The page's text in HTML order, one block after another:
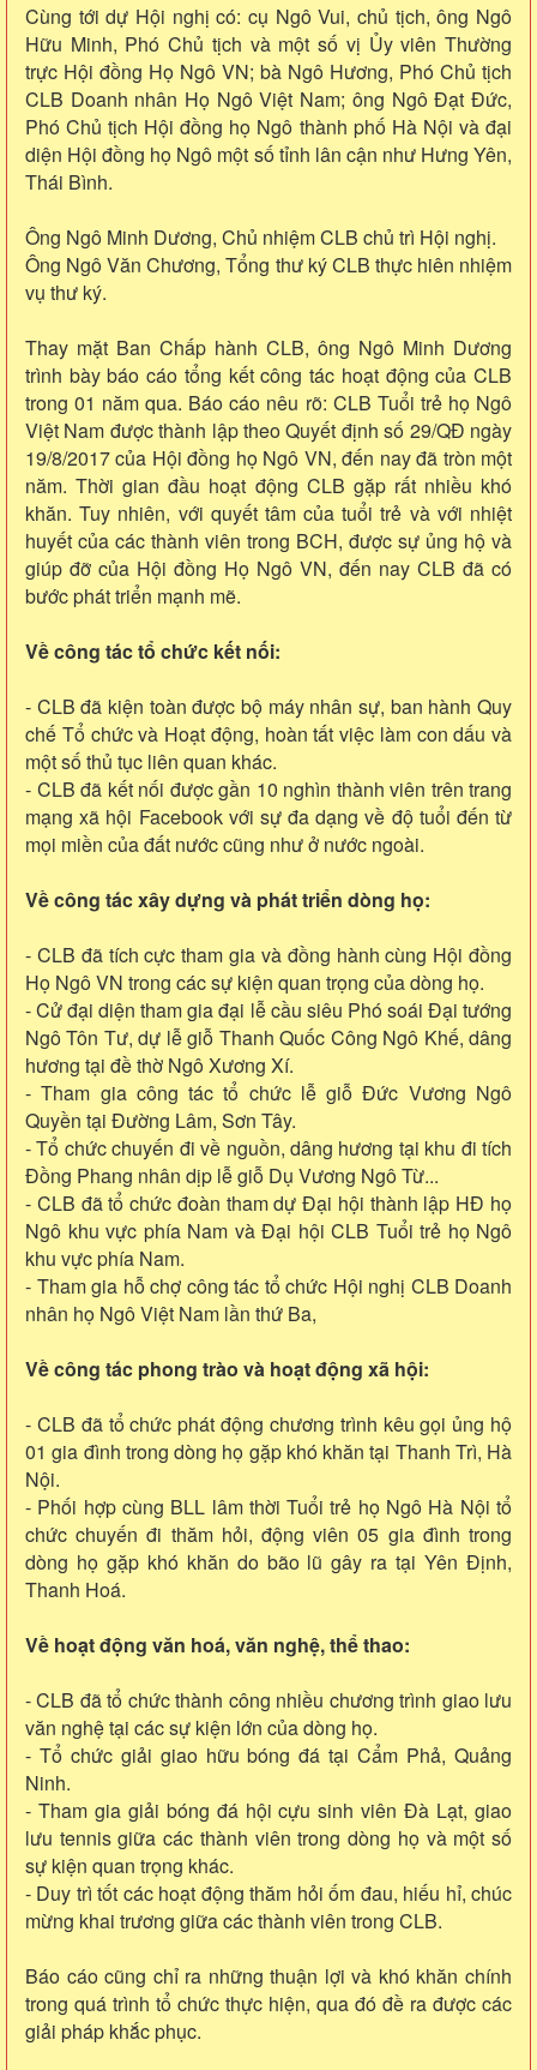
Cùng tới dự Hội nghị có: cụ Ngô Vui, chủ tịch, ông Ngô
Hữu Minh, Phó Chủ tịch và một số vị Ủy viên Thường
trực Hội đồng Họ Ngô VN; bà Ngô Hương, Phó Chủ tịch
CLB Doanh nhân Họ Ngô Việt Nam; ông Ngô Đạt Đức,
Phó Chủ tịch Hội đồng họ Ngô thành phố Hà Nội và đại
diện Hội đồng họ Ngô một số tỉnh lân cận như Hưng Yên,
Thái Bình.
Ông Ngô Minh Dương, Chủ nhiệm CLB chủ trì Hội nghị.
Ông Ngô Văn Chương, Tổng thư ký CLB thực hiên nhiệm
vụ thư ký.
Thay mặt Ban Chấp hành CLB, ông Ngô Minh Dương
trình bày báo cáo tổng kết công tác hoạt động của CLB
trong 01 năm qua. Báo cáo nêu rõ: CLB Tuổi trẻ họ Ngô
Việt Nam được thành lập theo Quyết định số 29/QĐ ngày
19/8/2017 của Hội đồng họ Ngô VN, đến nay đã tròn một
năm. Thời gian đầu hoạt động CLB gặp rất nhiều khó
khăn. Tuy nhiên, với quyết tâm của tuổi trẻ và với nhiệt
huyết của các thành viên trong BCH, được sự ủng hộ và
giúp đỡ của Hội đồng Họ Ngô VN, đến nay CLB đã có
bước phát triển mạnh mẽ.
Về công tác tổ chức kết nối:
- CLB đã kiện toàn được bộ máy nhân sự, ban hành Quy
chế Tổ chức và Hoạt động, hoàn tất việc làm con dấu và
một số thủ tục liên quan khác.
- CLB đã kết nối được gần 10 nghìn thành viên trên trang
mạng xã hội Facebook với sự đa dạng về độ tuổi đến từ
mọi miền của đất nước cũng như ở nước ngoài.
Về công tác xây dựng và phát triển dòng họ:
- CLB đã tích cực tham gia và đồng hành cùng Hội đồng
Họ Ngô VN trong các sự kiện quan trọng của dòng họ.
- Cử đại diện tham gia đại lễ cầu siêu Phó soái Đại tướng
Ngô Tôn Tư, dự lễ giỗ Thanh Quốc Công Ngô Khế, dâng
hương tại đề thờ Ngô Xương Xí.
- Tham gia công tác tổ chức lễ giỗ Đức Vương Ngô
Quyền tại Đường Lâm, Sơn Tây.
- Tổ chức chuyến đi về nguồn, dâng hương tại khu đi tích
Đồng Phang nhân dịp lễ giỗ Dụ Vương Ngô Từ...
- CLB đã tổ chức đoàn tham dự Đại hội thành lập HĐ họ
Ngô khu vực phía Nam và Đại hội CLB Tuổi trẻ họ Ngô
khu vực phía Nam.
- Tham gia hỗ chợ công tác tổ chức Hội nghị CLB Doanh
nhân họ Ngô Việt Nam lần thứ Ba,
Về công tác phong trào và hoạt động xã hội:
- CLB đã tổ chức phát động chương trình kêu gọi ủng hộ
01 gia đình trong dòng họ gặp khó khăn tại Thanh Trì, Hà
Nội.
- Phối hợp cùng BLL lâm thời Tuổi trẻ họ Ngô Hà Nội tổ
chức chuyến đi thăm hỏi, động viên 05 gia đình trong
dòng họ gặp khó khăn do bão lũ gây ra tại Yên Định,
Thanh Hoá.
Về hoạt động văn hoá, văn nghệ, thể thao:
- CLB đã tổ chức thành công nhiều chương trình giao lưu
văn nghệ tại các sự kiện lớn của dòng họ.
- Tổ chức giải giao hữu bóng đá tại Cẩm Phả, Quảng
Ninh.
- Tham gia giải bóng đá hội cựu sinh viên Đà Lạt, giao
lưu tennis giữa các thành viên trong dòng họ và một số
sự kiện quan trọng khác.
- Duy trì tốt các hoạt động thăm hỏi ốm đau, hiếu hỉ, chúc
mừng khai trương giữa các thành viên trong CLB.
Báo cáo cũng chỉ ra những thuận lợi và khó khăn chính
trong quá trình tổ chức thực hiện, qua đó đề ra được các
giải pháp khắc phục.